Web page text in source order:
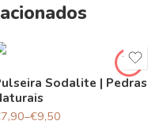
Sodalite | Pedras
7,90–€9,50